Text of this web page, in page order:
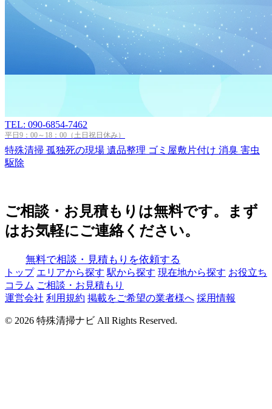
TEL: 090-6854-7462
平日9：00～18：00（土日祝日休み）
特殊清掃 孤独死の現場 遺品整理 ゴミ屋敷片付け 消臭 害虫
駆除
ご相談・お見積もりは無料です。まず
はお気軽にご連絡ください。
無料で相談・見積もりを依頼する
トップ エリアから探す 駅から探す 現在地から探す お役立ち
コラム ご相談・お見積もり
運営会社 利用規約 掲載をご希望の業者様へ 採用情報
© 2026 特殊清掃ナビ All Rights Reserved.